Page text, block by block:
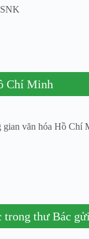
Chí Minh
gian văn hóa Hồ Chí
thư Bác